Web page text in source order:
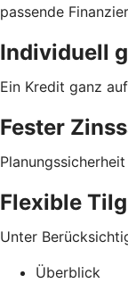
passende
Individuell
Ein Kredit ganz
Fester
Flexible
Unter
Überblick